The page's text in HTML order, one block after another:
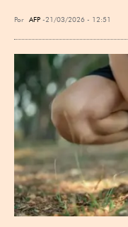
Por AFP 21/03/2026 - 12:51